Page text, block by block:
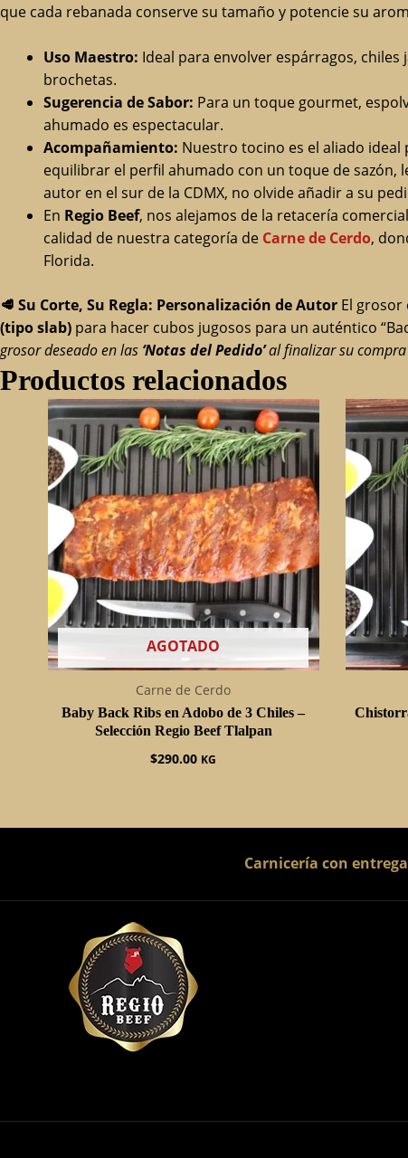
que cada rebanada conserve su tamaño y potencie su
Uso Maestro: Ideal para envolver espárragos,
brochetas.
Sugerencia de Sabor: Para un toque gourmet,
ahumado es espectacular.
Acompañamiento: Nuestro tocino es el aliado
equilibrar el perfil ahumado con un toque de
autor en el sur de la CDMX, no olvide añadir a su
En Regio Beef, nos alejamos de la retacería
calidad de nuestra categoría de Carne de Cerdo,
Florida.
🥩 Su Corte, Su Regla: Personalización de Autor El grosor
(tipo slab) para hacer cubos jugosos para un auténtico
grosor deseado en las ‘Notas del Pedido’al finalizar su compra
Productos relacionados
AGOTADO
Carne de Cerdo
Baby Back Ribs en Adobo de 3 Chiles –
Selección Regio Beef Tlalpan
$290.00 KG
Carnicería con